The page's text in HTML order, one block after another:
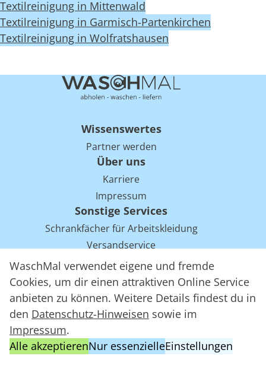
WaschMal verwendet eigene und fremde
Cookies, um dir einen attraktiven Online Service
anbieten zu können. Weitere Details findest du in
den Datenschutz-Hinweisen sowie im
Impressum.
Alle akzeptierenNur essenzielleEinstellungen
Textilreinigung in Mittenwald
Textilreinigung in Garmisch-Partenkirchen
Textilreinigung in Wolfratshausen
Wissenswertes
Partner werden
Über uns
Karriere
Impressum
Sonstige Services
Schrankfächer für Arbeitskleidung
Versandservice
Einsparpotentiale für Mietwäsche bei Arbeitskleidung
Arbeitskleidung Tracking mit RFID
WaschMal GmbH 2016 – 2026
Datenschutz
Allgemeine Geschäftsbedingungen